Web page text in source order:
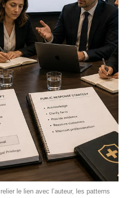
le lien avec l’auteur, les patterns